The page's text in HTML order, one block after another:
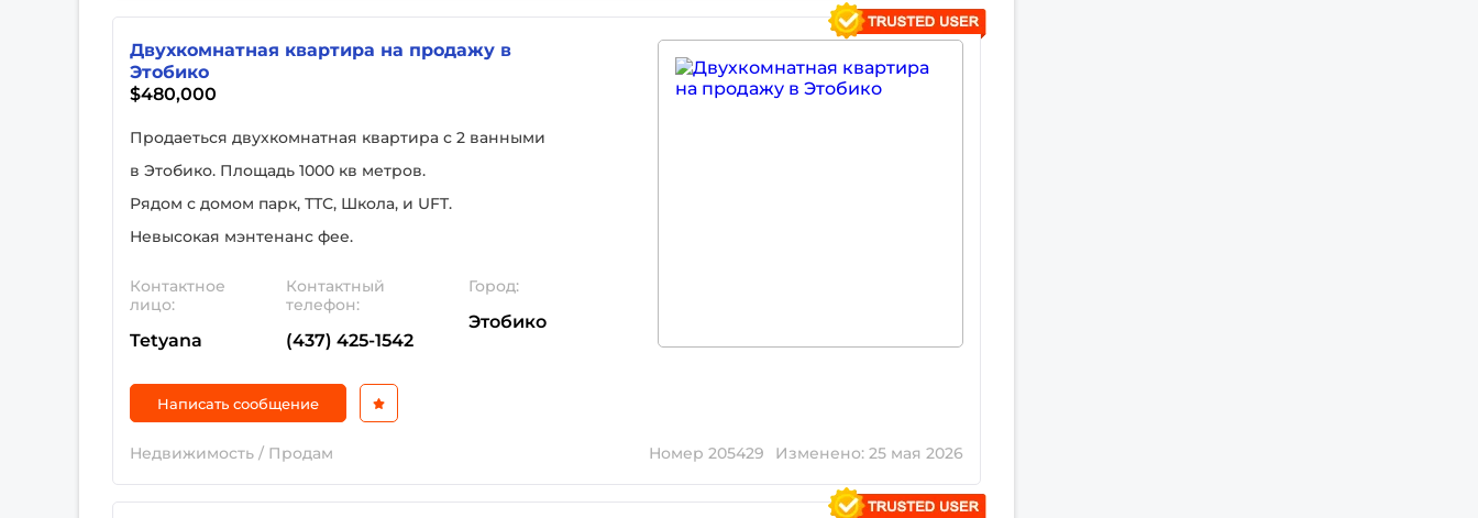
Двухкомнатная квартира на продажу в
Этобико
$480,000
Продаеться двухкомнатная квартира с 2 ванными
в Этобико. Площадь 1000 кв метров.
Рядом с домом парк, ТТС, Школа, и UFT.
Невысокая мэнтенанс фее.
Контактное
лицо:
Tetyana
Контактный
телефон:
(437) 425-1542
Город:
Этобико
Написать сообщение
Недвижимость / Продам Номер 205429 Изменено: 25 мая 2026